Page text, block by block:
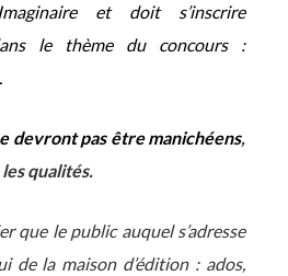
et doit s’inscrire
le thème du concours :
.
devront pas être manichéens,
qualités.
que le public auquel s’adresse
de la maison d’édition : ados,